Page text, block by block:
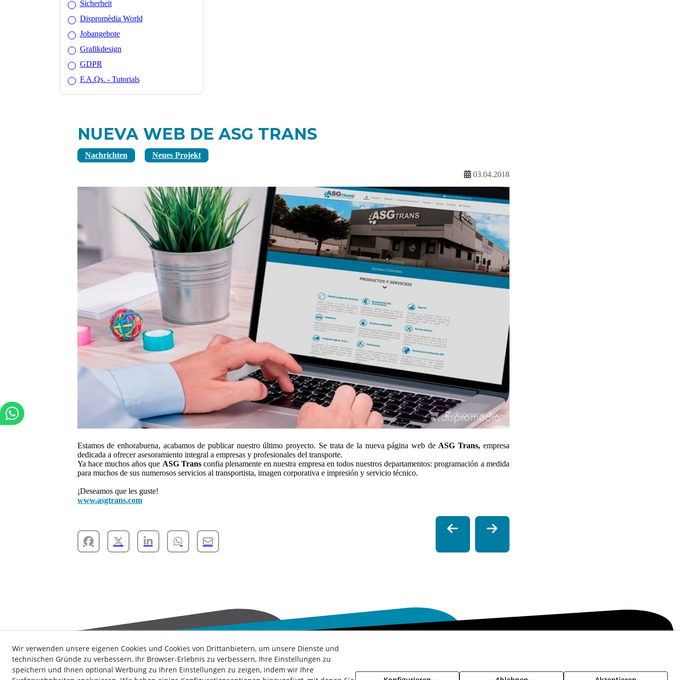
Sicherheit
Dispromèdia World
Jobangebote
Grafikdesign
GDPR
F.A.Qs. - Tutorials
NUEVA WEB DE ASG TRANS
Nachrichten Neues Projekt
03.04.2018
Estamos de enhorabuena, acabamos de publicar nuestro último proyecto. Se trata de la nueva página web de ASG Trans, empresa
dedicada a ofrecer asesoramiento integral a empresas y profesionales del transporte.
Ya hace muchos años que ASG Trans confia plenamente en nuestra empresa en todos nuestros departamentos: programación a medida
para muchos de sus numerosos servicios al transportista, imagen corporativa e impresión y servicio técnico.
¡Deseamos que les guste!
www.asgtrans.com
Kontakt Nachrichten Datenschutz-Bestimmungen Kochrichtlinie Rechtsberatung Geschäftsbedingungen Whistleblowing Channel Política de seguridad - ENS
Dienststatus
Wir verwenden unsere eigenen Cookies und Cookies von Drittanbietern, um unsere Dienste und
technischen Gründe zu verbessern, Ihr Browser-Erlebnis zu verbessern, Ihre Einstellungen zu
speichern und Ihnen optional Werbung zu Ihren Einstellungen zu zeigen, indem wir Ihre